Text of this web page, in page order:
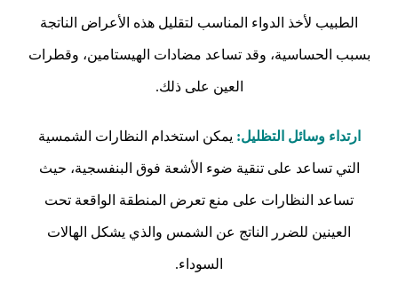
الطبيب لأخذ الدواء المناسب لتقليل هذه الأعراض الناتجة
بسبب الحساسية، وقد تساعد مضادات الهيستامين، وقطرات
العين على ذلك.
ارتداء وسائل التظليل: يمكن استخدام النظارات الشمسية
التي تساعد على تنقية ضوء الأشعة فوق البنفسجية، حيث
تساعد النظارات على منع تعرض المنطقة الواقعة تحت
العينين للضرر الناتج عن الشمس والذي يشكل الهالات
السوداء.